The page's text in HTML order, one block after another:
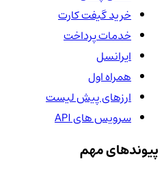
خرید گیفت کارت
خدمات پرداخت
ایرانسل
همراه اول
ارزهای پیش لیست
سرویس های API
پیوندهای مهم